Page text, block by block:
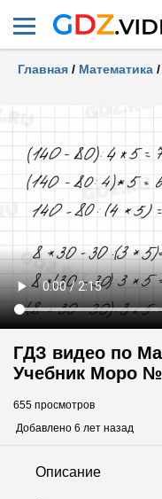
Главная / Математика /
ГДЗ видео по
Учебник Моро
655 просмотров
Добавлено 6 лет назад
Описание